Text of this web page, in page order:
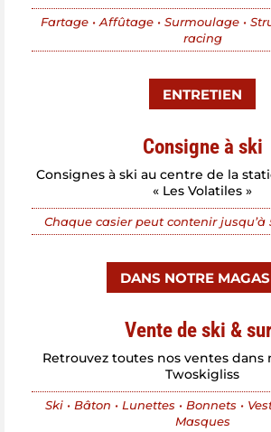
Fartage • Affûtage • Surmoulage •
racing
ENTRETIEN
Consigne à ski
Consignes à ski au centre de la
« Les Volatiles »
Chaque casier peut contenir jusqu’à
DANS NOTRE
Vente de ski &
Retrouvez toutes nos ventes dans
Twoskigliss
Ski • Bâton • Lunettes • Bonnets •
Masques